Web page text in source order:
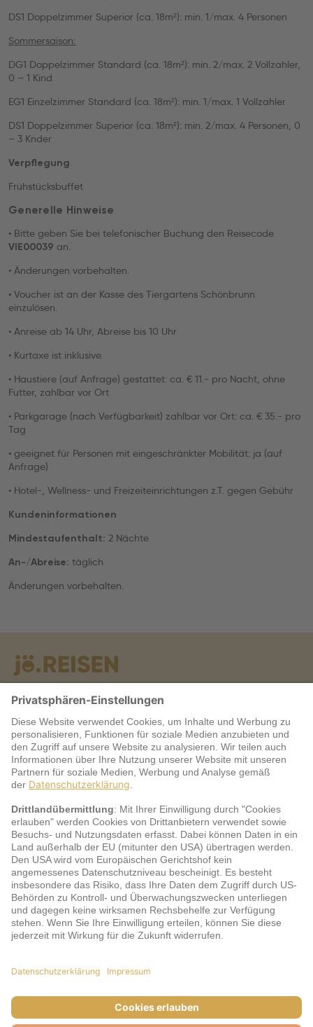
DS1 Doppelzimmer Superior (ca. 18m²): min. 1/max. 4 Personen
Sommersaison:
DG1 Doppelzimmer Standard (ca. 18m²): min. 2/max. 2 Vollzahler,
0 – 1 Kind
EG1 Einzelzimmer Standard (ca. 18m²): min. 1/max. 1 Vollzahler
DS1 Doppelzimmer Superior (ca. 18m²): min. 2/max. 4 Personen, 0
– 3 Knder
Verpflegung
Frühstücksbuffet
Generelle Hinweise
• Bitte geben Sie bei telefonischer Buchung den Reisecode
VIE00039 an.
• Änderungen vorbehalten.
• Voucher ist an der Kasse des Tiergartens Schönbrunn
einzulösen.
• Anreise ab 14 Uhr, Abreise bis 10 Uhr
• Kurtaxe ist inklusive.
• Haustiere (auf Anfrage) gestattet: ca. € 11.- pro Nacht, ohne
Futter, zahlbar vor Ort
• Parkgarage (nach Verfügbarkeit) zahlbar vor Ort: ca. € 35.- pro
Tag
• geeignet für Personen mit eingeschränkter Mobilität: ja (auf
Anfrage)
• Hotel-, Wellness- und Freizeiteinrichtungen z.T. gegen Gebühr
Kundeninformationen
Mindestaufenthalt: 2 Nächte
An-/Abreise: täglich
Änderungen vorbehalten.
Warum jö?
Service
jö Bonus Club Partner
Zahlungsarten & Sicherheit
AGB
Datenschutz